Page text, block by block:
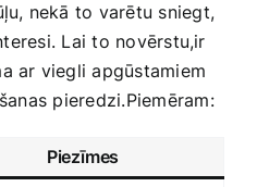
nekā to ‌varētu ​sniegt,
Lai to novērstu,ir
ar viegli apgūstamiem
pieredzi.Piemēram:
Piezīmes